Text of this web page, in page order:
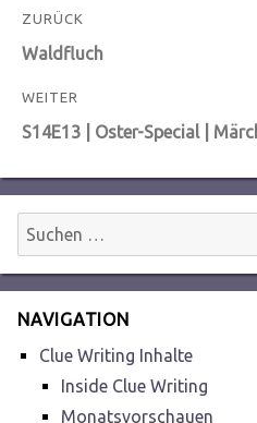
Beitragsnavigation
ZURÜCK
Vorheriger
Waldfluch
WEITER
Nächster
S14E13 | Oster-Special |
Suchen
nach:
NAVIGATION
Clue Writing Inhalte
Inside Clue Writing
Monatsvorschauen